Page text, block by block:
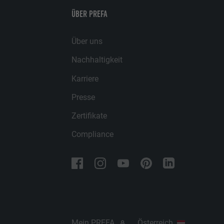
ÜBER PREFA
Über uns
Nachhaltigkeit
Karriere
Presse
Zertifikate
Compliance